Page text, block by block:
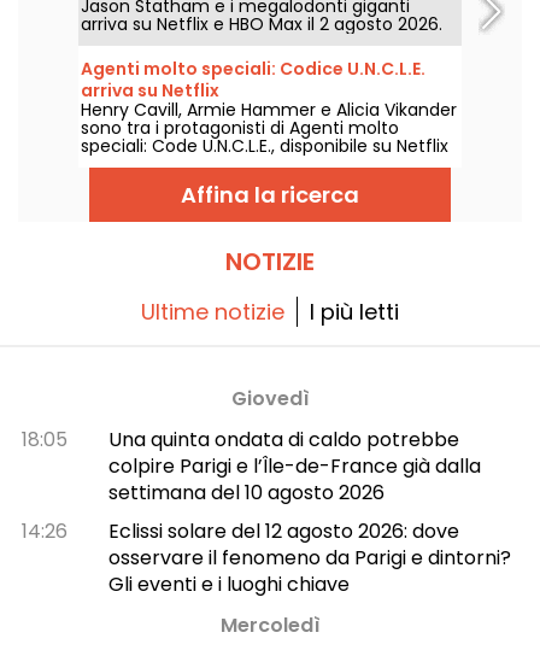
Jason Statham e i megalodonti giganti
arriva su Netflix e HBO Max il 2 agosto 2026.
Agenti molto speciali: Codice U.N.C.L.E.
arriva su Netflix
Henry Cavill, Armie Hammer e Alicia Vikander
sono tra i protagonisti di Agenti molto
speciali: Code U.N.C.L.E., disponibile su Netflix
a partire dal 6 agosto 2026.
Affina la ricerca
NOTIZIE
Ultime notizie I più letti
Giovedì
18:05
Una quinta ondata di caldo potrebbe
colpire Parigi e l’Île-de-France già dalla
settimana del 10 agosto 2026
14:26
Eclissi solare del 12 agosto 2026: dove
osservare il fenomeno da Parigi e dintorni?
Gli eventi e i luoghi chiave
Mercoledì